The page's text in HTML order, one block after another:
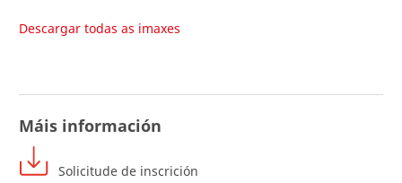
Descargar todas as imaxes
Máis información
Solicitude de inscrición